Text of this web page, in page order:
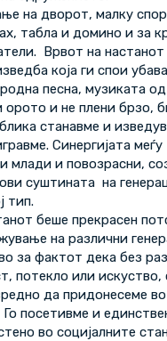
на дворот, малку
табла и домино и за
Врвот на
која ги спои
песна, музиката
и не плени брзо,
станавме и
Синергијата меѓу
млади и повозрасни,
суштината на
тип.
беше прекрасен
на различни
за фактот дека без
потекло или искуство,
да придонесеме
посетивме и
во социјалните